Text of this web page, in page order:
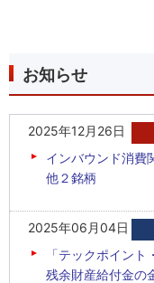
お知らせ
2025年12月26日
インバウンド消費
他２銘柄
2025年06月04日
「テックポイン
残余財産給付金の